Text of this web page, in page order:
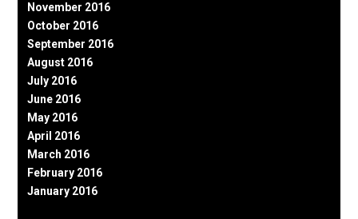
November 2016
October 2016
September 2016
August 2016
July 2016
June 2016
May 2016
April 2016
March 2016
February 2016
January 2016